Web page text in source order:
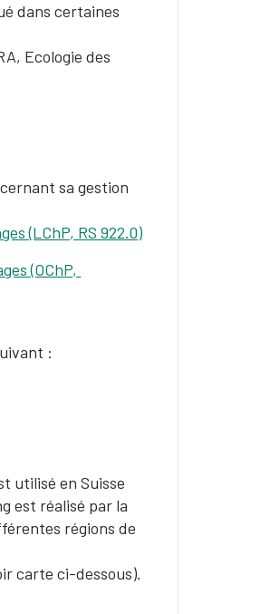
dans certaines
Ecologie des
sa gestion
(LChP, RS 922.0)
(OChP,
:
utilisé en Suisse
est réalisé par la
régions de
carte ci-dessous).